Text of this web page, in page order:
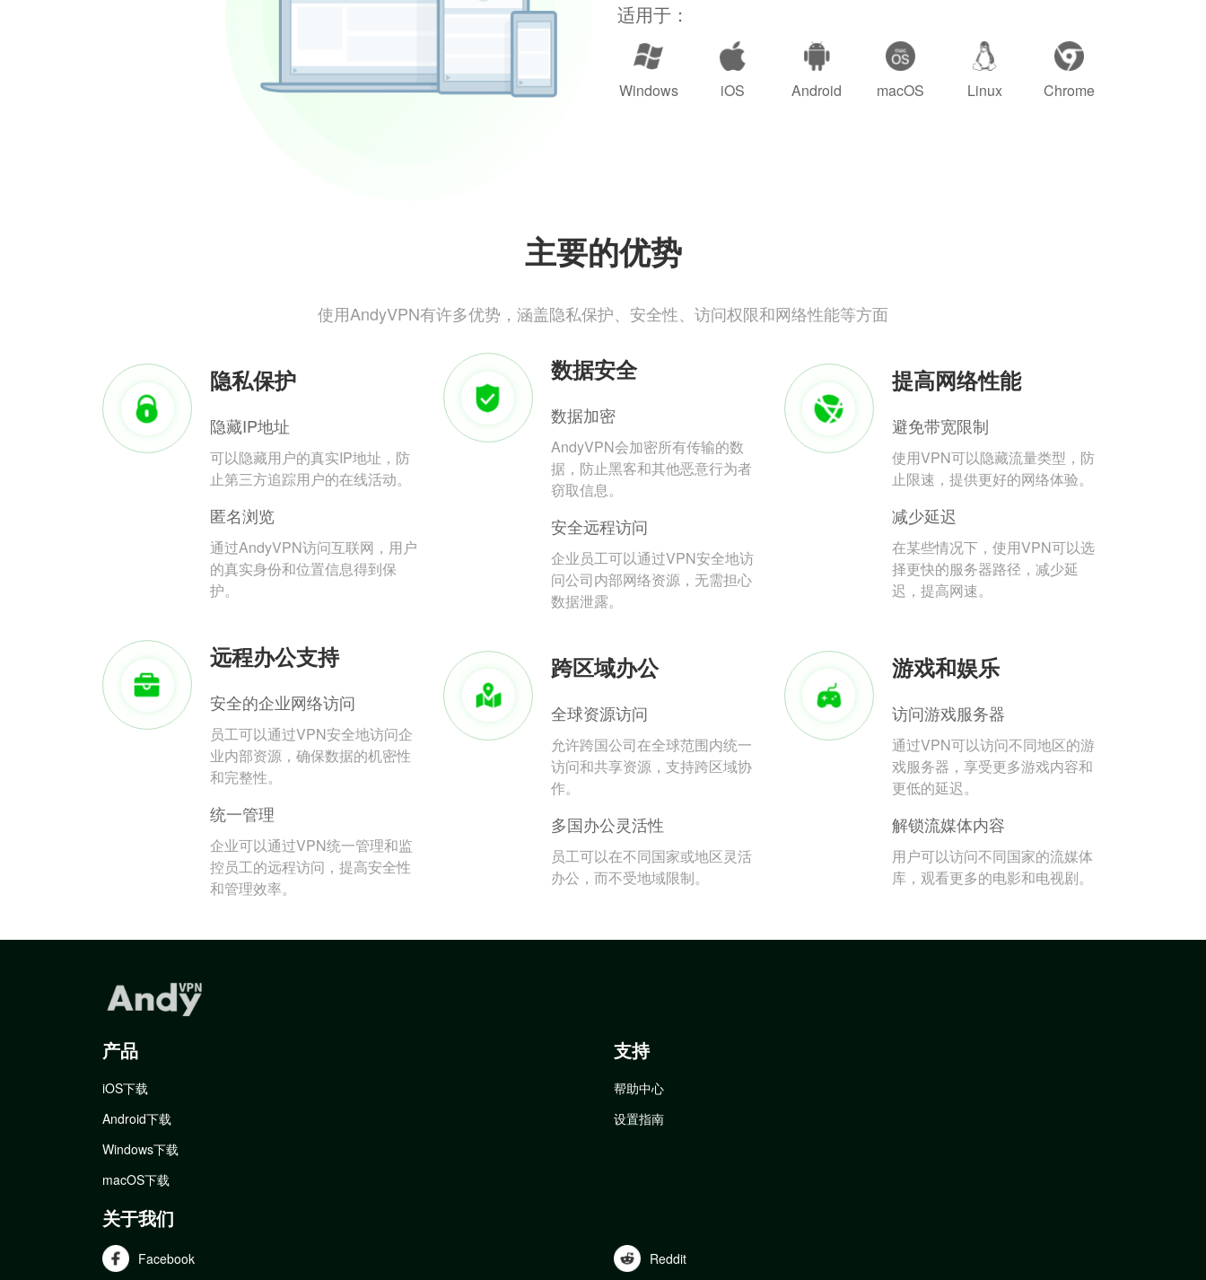
适用于：
Windows iOS Android macOS Linux Chrome
主要的优势
使用AndyVPN有许多优势，涵盖隐私保护、安全性、访问权限和网络性能等方面
隐私保护
隐藏IP地址
可以隐藏用户的真实IP地址，防
止第三方追踪用户的在线活动。
匿名浏览
通过AndyVPN访问互联网，用户
的真实身份和位置信息得到保
护。
数据安全
数据加密
AndyVPN会加密所有传输的数
据，防止黑客和其他恶意行为者
窃取信息。
安全远程访问
企业员工可以通过VPN安全地访
问公司内部网络资源，无需担心
数据泄露。
提高网络性能
避免带宽限制
使用VPN可以隐藏流量类型，防
止限速，提供更好的网络体验。
减少延迟
在某些情况下，使用VPN可以选
择更快的服务器路径，减少延
迟，提高网速。
远程办公支持
安全的企业网络访问
员工可以通过VPN安全地访问企
业内部资源，确保数据的机密性
和完整性。
统一管理
企业可以通过VPN统一管理和监
控员工的远程访问，提高安全性
和管理效率。
跨区域办公
全球资源访问
允许跨国公司在全球范围内统一
访问和共享资源，支持跨区域协
作。
多国办公灵活性
员工可以在不同国家或地区灵活
办公，而不受地域限制。
游戏和娱乐
访问游戏服务器
通过VPN可以访问不同地区的游
戏服务器，享受更多游戏内容和
更低的延迟。
解锁流媒体内容
用户可以访问不同国家的流媒体
库，观看更多的电影和电视剧。
产品
iOS下载
Android下载
Windows下载
macOS下载
支持
帮助中心
设置指南
关于我们
Facebook Reddit